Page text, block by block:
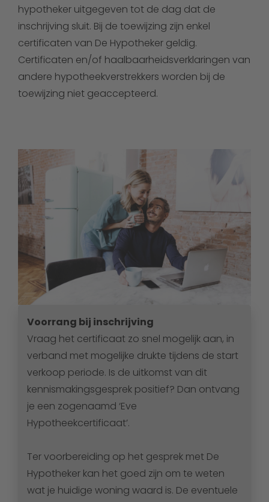
hypotheker uitgegeven tot de dag dat de
inschrijving sluit. Bij de toewijzing zijn enkel
certificaten van De Hypotheker geldig.
Certificaten en/of haalbaarheidsverklaringen van
andere hypotheekverstrekkers worden bij de
toewijzing niet geaccepteerd.
Voorrang bij inschrijving
Vraag het certificaat zo snel mogelijk aan, in
verband met mogelijke drukte tijdens de start
verkoop periode. Is de uitkomst van dit
kennismakingsgesprek positief? Dan ontvang
je een zogenaamd ‘Eve
Hypotheekcertificaat’.
Ter voorbereiding op het gesprek met De
Hypotheker kan het goed zijn om te weten
wat je huidige woning waard is. De eventuele